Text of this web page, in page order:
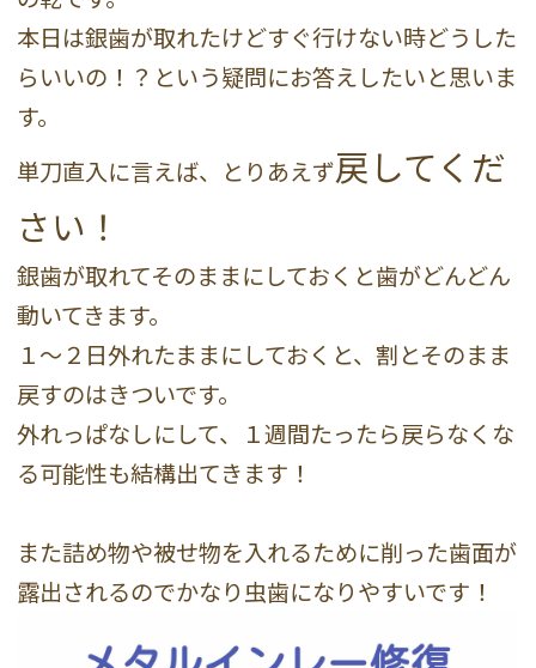
本日は銀歯が取れたけどすぐ行けない時どうした
らいいの！？という疑問にお答えしたいと思いま
す。
単刀直入に言えば、とりあえず戻してくだ
さい！
銀歯が取れてそのままにしておくと歯がどんどん
動いてきます。
１〜２日外れたままにしておくと、割とそのまま
戻すのはきついです。
外れっぱなしにして、１週間たったら戻らなくな
る可能性も結構出てきます！
また詰め物や被せ物を入れるために削った歯面が
露出されるのでかなり虫歯になりやすいです！